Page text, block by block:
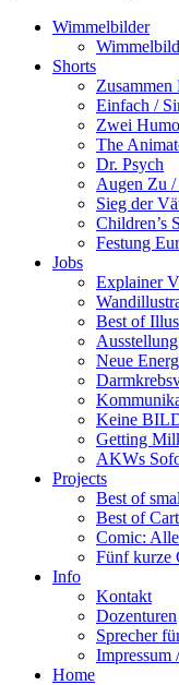
Wimmelbilder
Shorts
Zusammen
Einfach /
Zwei
The
Dr. Psych
Augen Zu /
Sieg der
Children’s
Festung
Jobs
Explainer
Best of
Neue
Keine
Getting
AKWs
Projects
Best of
Best of
Comic:
Fünf kurze
Info
Kontakt
Dozenturen
Sprecher
Impressum
Home